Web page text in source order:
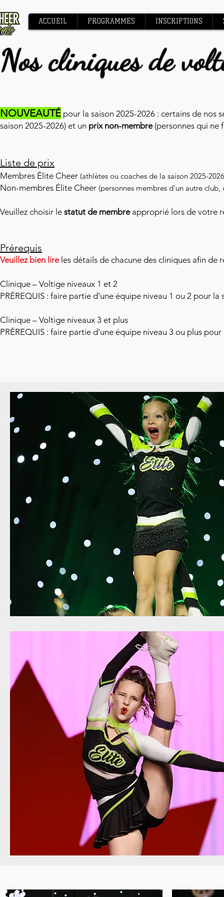
ACCUEIL PROGRAMMES INSCRIPTIONS
Nos cliniques de
NOUVEAUTÉ pour la saison 2025-2026 : certains de nos
saison 2025-2026) et un prix non-membre(personnes qui ne
Liste de prix
Membres Élite Cheer (athlètes ou coaches de la saison 2025-
Non-membres Élite Cheer (personnes membres d'un autre
Veuillez choisir le statut de membreapproprié lors de votre
Prérequis
Veuillez bien lireles détails de chacune des cliniques afin de
Clinique – Voltige niveaux 1 et 2
PRÉREQUIS : faire partie d'une équipe niveau 1 ou 2 pour la
Clinique – Voltige niveaux 3 et plus
PRÉREQUIS : faire partie d'une équipe niveau 3 ou plus